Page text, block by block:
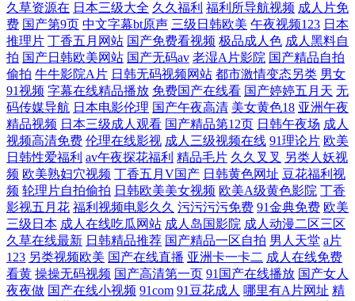
五月天激情综合 91人妻天堂 91极品自拍色色网 青草社区久久 91看片成人
免费在线 色色网的五月天 91国产色情 www国产极品 麻豆肏屄六 亚洲美
女91网站
久草资源在 日本三级大全 久久福利 福利所导航视频 成人片免
费 国产第9页 中文字幕bt原声 三级日韩欧美 午夜视频123 日本
推理片 丁香五月网站 国产免费看视频 极品成人色 成人黑料自
拍 国产日韩欧美网站 国产无码av 老湿A片影院 国产精品自拍
偷拍 牛牛影院A片 日韩无码视频网站 都市激情变态另类 男女
91视频 字幕在线精品播放 免费国产在线看 国产婷婷五月天 无
码传媒导航 日本电影伦理 国产午夜高清 美女黄色18 亚洲午夜
精品视频 日本三级成人观看 国产精品第12页 日韩午夜场 成人
视频高清免费 伦理在线影视 成人三级视频在线 91理论片 欧美
日韩性爱福利 av午夜探花福利 精品毛片 久久叉叉 另类人妖视
频 欧美熟妇穴视频 丁香五月V国产 日韩黄色网址 豆花福利视
频 轮理片自拍偷拍 日韩欧美美女视频 欧美A级黄色影院 丁香
影视五月花 福利视频电影久久 污污污污免费 91金典免费 欧美
三级日本 成人在线吃瓜网站 成人岛国影院 成人动漫二区三区
久草在线最新 日韩精品推荐 国产精品一区自拍 男人天堂 a片
123 另类视频欧美 国产在线直播 亚洲卡一卡二 成人在线免费
看黄 操操无码视频 国产高清第一页 91国产在线播放 国产女人
夜夜做 国产在线小视频 91com 91豆花成人 哪里有A片网址 精